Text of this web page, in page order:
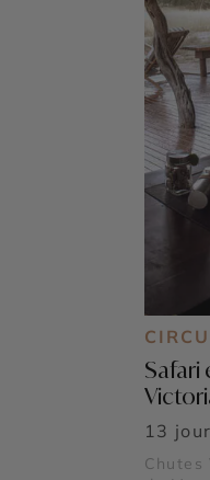
Safari
13
Chutes